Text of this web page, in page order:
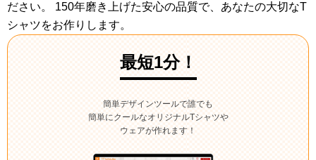
ださい。 150年磨き上げた安心の品質で、あなたの大切なT
シャツをお作りします。
最短1分！
簡単デザインツールで誰でも
簡単にクールなオリジナルTシャツや
ウェアが作れます！